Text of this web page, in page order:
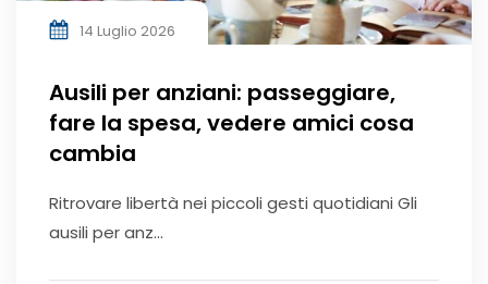
14 Luglio 2026
Ausili per anziani: passeggiare,
fare la spesa, vedere amici cosa
cambia
Ritrovare libertà nei piccoli gesti quotidiani Gli
ausili per anz...